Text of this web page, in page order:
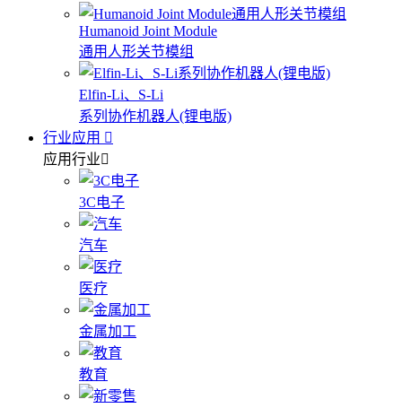
Humanoid Joint Module
通用人形关节模组
Elfin-Li、S-Li
系列协作机器人(锂电版)
行业应用
应用行业
3C电子
汽车
医疗
金属加工
教育